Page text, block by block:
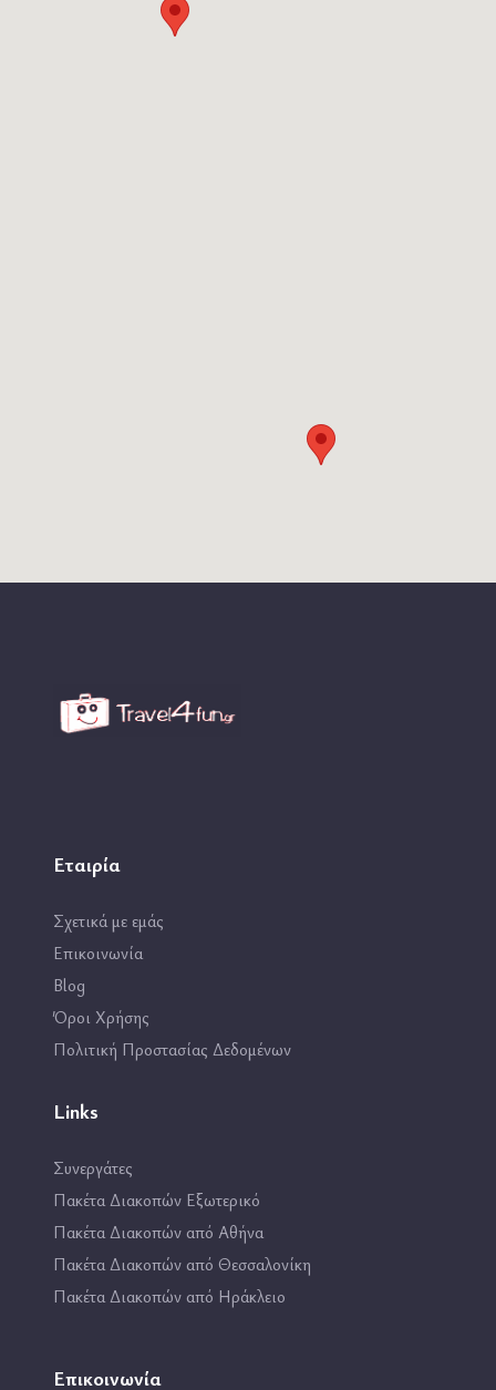
Εταιρία
Σχετικά με εμάς
Επικοινωνία
Blog
Όροι Χρήσης
Πολιτική Προστασίας Δεδομένων
Links
Συνεργάτες
Πακέτα Διακοπών Εξωτερικό
Πακέτα Διακοπών από Αθήνα
Πακέτα Διακοπών από Θεσσαλονίκη
Πακέτα Διακοπών από Ηράκλειο
Επικοινωνία